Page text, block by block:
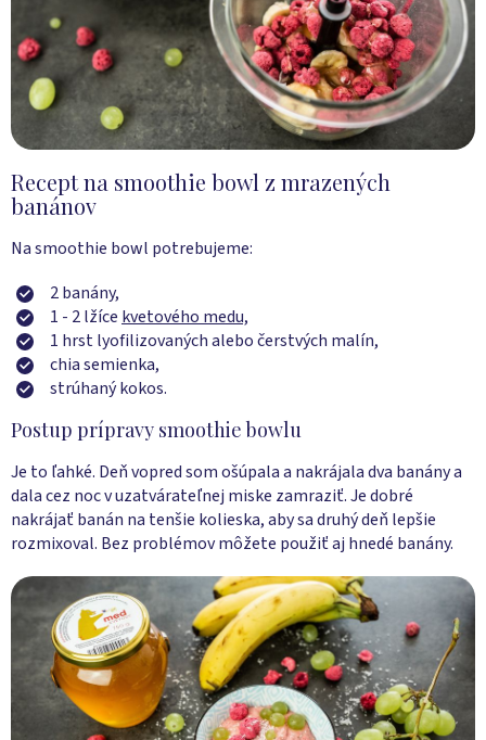
Recept na smoothie bowl z mrazených
banánov
Na smoothie bowl potrebujeme:
2 banány,
1 - 2 lžíce kvetového medu,
1 hrst lyofilizovaných alebo čerstvých malín,
chia semienka,
strúhaný kokos.
Postup prípravy smoothie bowlu
Je to ľahké. Deň vopred som ošúpala a nakrájala dva banány a
dala cez noc v uzatvárateľnej miske zamraziť. Je dobré
nakrájať banán na tenšie kolieska, aby sa druhý deň lepšie
rozmixoval. Bez problémov môžete použiť aj hnedé banány.